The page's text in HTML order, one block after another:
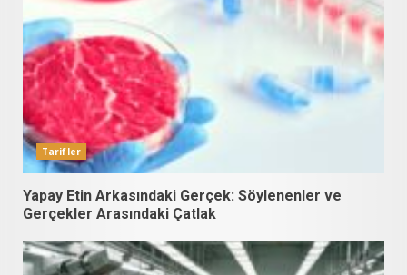
Tarifler
Yapay Etin Arkasındaki Gerçek: Söylenenler ve
Gerçekler Arasındaki Çatlak